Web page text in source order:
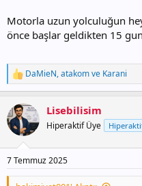
Motorla uzun yolculuğun
önce başlar geldikten 15
T
e
k
i
l
DaMieN,atakomve Karani
Lisebilisim
Hiperaktif Üye
7 Temmuz 2025